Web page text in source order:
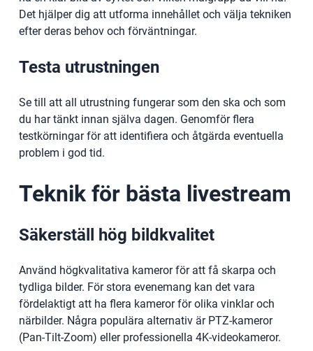
Det hjälper dig att utforma innehållet och välja tekniken
efter deras behov och förväntningar.
Testa utrustningen
Se till att all utrustning fungerar som den ska och som
du har tänkt innan själva dagen. Genomför flera
testkörningar för att identifiera och åtgärda eventuella
problem i god tid.
Teknik för bästa livestream
Säkerställ hög bildkvalitet
Använd högkvalitativa kameror för att få skarpa och
tydliga bilder. För stora evenemang kan det vara
fördelaktigt att ha flera kameror för olika vinklar och
närbilder. Några populära alternativ är PTZ-kameror
(Pan-Tilt-Zoom) eller professionella 4K-videokameror.